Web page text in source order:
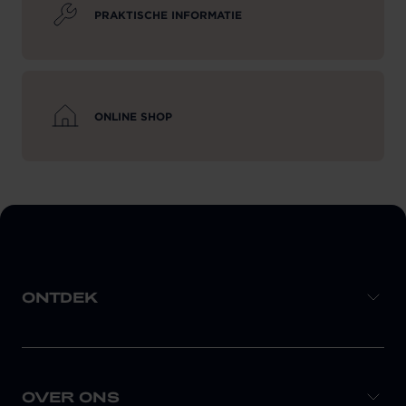
PRAKTISCHE INFORMATIE
ONLINE SHOP
ONTDEK
OVER ONS